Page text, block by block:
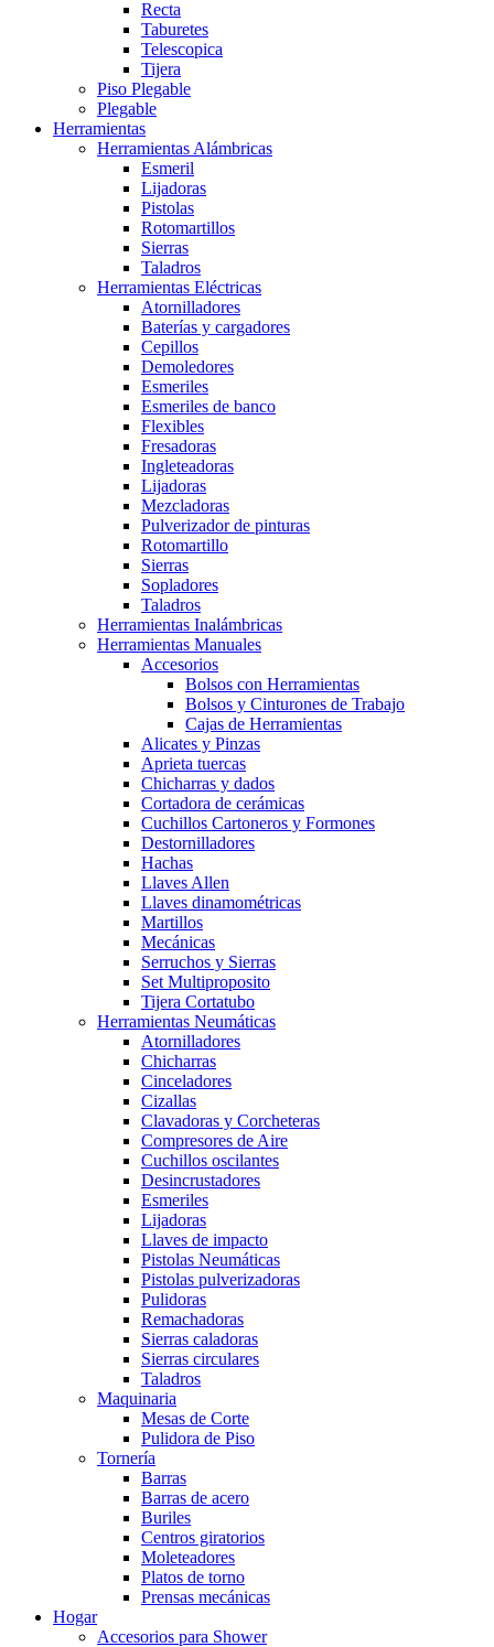
Recta
Taburetes
Telescopica
Tijera
Piso Plegable
Plegable
Herramientas
Herramientas Alámbricas
Esmeril
Lijadoras
Pistolas
Rotomartillos
Sierras
Taladros
Herramientas Eléctricas
Atornilladores
Baterías y cargadores
Cepillos
Demoledores
Esmeriles
Esmeriles de banco
Flexibles
Fresadoras
Ingleteadoras
Lijadoras
Mezcladoras
Pulverizador de pinturas
Rotomartillo
Sierras
Sopladores
Taladros
Herramientas Inalámbricas
Herramientas Manuales
Accesorios
Bolsos con Herramientas
Bolsos y Cinturones de Trabajo
Cajas de Herramientas
Alicates y Pinzas
Aprieta tuercas
Chicharras y dados
Cortadora de cerámicas
Cuchillos Cartoneros y Formones
Destornilladores
Hachas
Llaves Allen
Llaves dinamométricas
Martillos
Mecánicas
Serruchos y Sierras
Set Multiproposito
Tijera Cortatubo
Herramientas Neumáticas
Atornilladores
Chicharras
Cinceladores
Cizallas
Clavadoras y Corcheteras
Compresores de Aire
Cuchillos oscilantes
Desincrustadores
Esmeriles
Lijadoras
Llaves de impacto
Pistolas Neumáticas
Pistolas pulverizadoras
Pulidoras
Remachadoras
Sierras caladoras
Sierras circulares
Taladros
Maquinaria
Mesas de Corte
Pulidora de Piso
Tornería
Barras
Barras de acero
Buriles
Centros giratorios
Moleteadores
Platos de torno
Prensas mecánicas
Hogar
Accesorios para Shower